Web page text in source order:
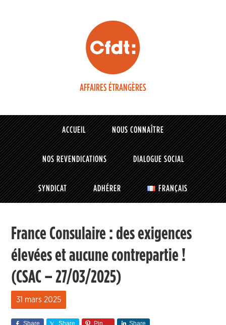
AFFAIRES ÉTRANGÈRES
ACCUEIL NOUS CONNAÎTRE
NOS REVENDICATIONS DIALOGUE SOCIAL
SYNDICAT ADHÉRER FRANÇAIS
France Consulaire : des exigences
élevées et aucune contrepartie !
(CSAC – 27/03/2025)
31 mars 2025
Share Share Pin Share